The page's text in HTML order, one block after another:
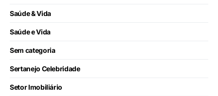
Saúde & Vida
Saúde e Vida
Sem categoria
Sertanejo Celebridade
Setor Imobiliário